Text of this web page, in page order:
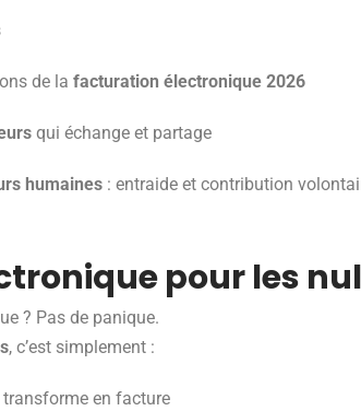
de la facturation électronique 2026
qui échange et partage
humaines: entraide et contribution
pour les
? Pas de panique.
, c’est simplement :
en facture